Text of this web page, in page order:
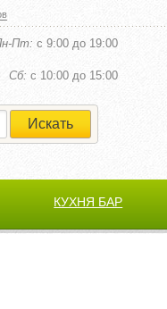
Пт: с 9:00 до 19:00
Cб: с 10:00 до 15:00
КУХНЯ БАР